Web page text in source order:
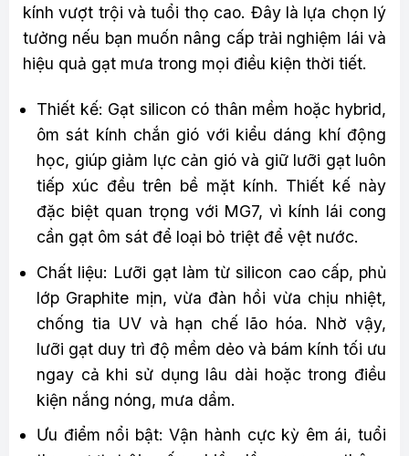
kính vượt trội và tuổi thọ cao. Đây là lựa chọn lý
tưởng nếu bạn muốn nâng cấp trải nghiệm lái và
hiệu quả gạt mưa trong mọi điều kiện thời tiết.
Thiết kế: Gạt silicon có thân mềm hoặc hybrid,
ôm sát kính chắn gió với kiểu dáng khí động
học, giúp giảm lực cản gió và giữ lưỡi gạt luôn
tiếp xúc đều trên bề mặt kính. Thiết kế này
đặc biệt quan trọng với MG7, vì kính lái cong
cần gạt ôm sát để loại bỏ triệt để vệt nước.
Chất liệu: Lưỡi gạt làm từ silicon cao cấp, phủ
lớp Graphite mịn, vừa đàn hồi vừa chịu nhiệt,
chống tia UV và hạn chế lão hóa. Nhờ vậy,
lưỡi gạt duy trì độ mềm dẻo và bám kính tối ưu
ngay cả khi sử dụng lâu dài hoặc trong điều
kiện nắng nóng, mưa dầm.
Ưu điểm nổi bật: Vận hành cực kỳ êm ái, tuổi